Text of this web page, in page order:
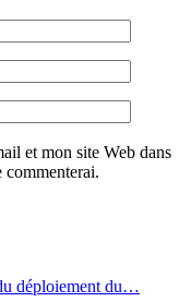
et mon site Web dans
commenterai.
déploiement du…